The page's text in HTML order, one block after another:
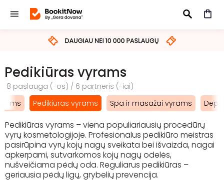
IEŠKOTI
Pedikiūras vyrams
8 paslauga (-os) / 6 partneris (-iai)
Pedikiūras vyrams Spa ir masažai vyrams
Pedikiūras vyrams – viena populiariausių procedūrų
vyrų kosmetologijoje. Profesionalus pedikiūro meistras
pasirūpina vyrų kojų nagų sveikata bei išvaizda, nagai
apkerpami, sutvarkomos kojų nagų odelės,
nušveičiama pėdų oda. Reguliarus pedikiūras –
geriausia pėdų ligų, grybelių prevencija.